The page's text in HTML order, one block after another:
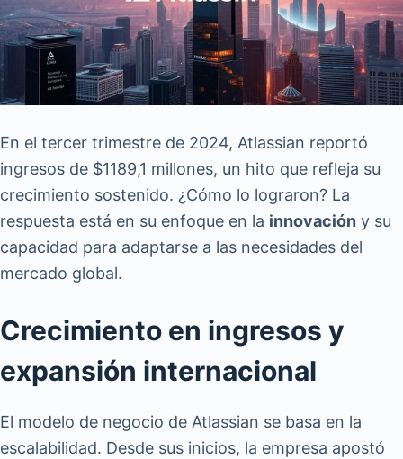
En el tercer trimestre de 2024, Atlassian reportó
ingresos de $1189,1 millones, un hito que refleja su
crecimiento sostenido. ¿Cómo lo lograron? La
respuesta está en su enfoque en la innovación y su
capacidad para adaptarse a las necesidades del
mercado global.
Crecimiento en ingresos y
expansión internacional
El modelo de negocio de Atlassian se basa en la
escalabilidad. Desde sus inicios, la empresa apostó